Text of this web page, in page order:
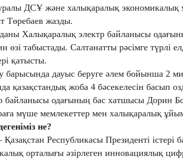
ДСҰ және халықаралық экономикалық
Төребаев жазды.
Халықаралық электр байланысы
өзі табыстады. Салтанатты рәсімге түрлі
қатысты.
барысында дауыс беруге әлем бойынша 2
қазақстандық жоба 4 бәсекелесін басып
байланысы одағының бас хатшысы Дорин
мүше мемлекеттер мен халықаралық
не?
Республикасы Президенті істері
орталығы әзірлеген инновациялық